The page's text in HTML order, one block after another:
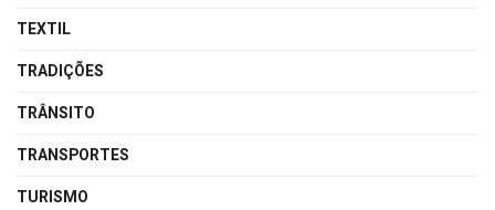
TEXTIL
TRADIÇÕES
TRÂNSITO
TRANSPORTES
TURISMO